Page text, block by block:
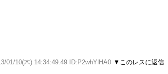
01/10(木) 14:34:49.49 ID:P2whYlHA0 ▼このレスに返信